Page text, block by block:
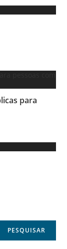
para
PESQUISAR